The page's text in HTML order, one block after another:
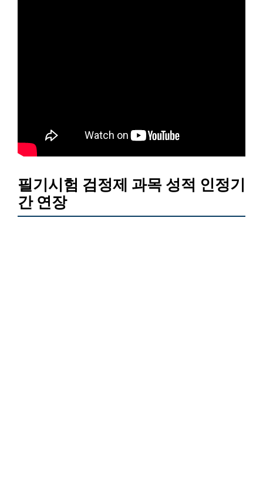
필기시험 검정제 과목 성적 인정기
간 연장